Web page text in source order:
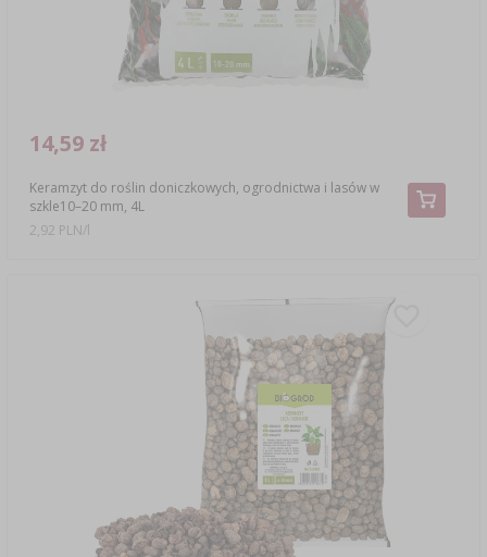
Keramzyt do roślin doniczkowych, ogrodnictwa i lasów w
szkle10–20 mm, 4L
14,59 zł
2,92 PLN/l